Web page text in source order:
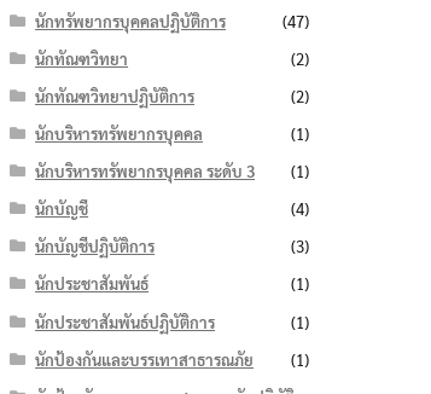
นักทรัพยากรบุคคลปฏิบัติการ
(47)
นักทัณฑวิทยา
(2)
นักทัณฑวิทยาปฏิบัติการ
(2)
นักบริหารทรัพยากรบุคคล
(1)
นักบริหารทรัพยากรบุคคล ระดับ 3
(1)
นักบัญชี
(4)
นักบัญชีปฏิบัติการ
(3)
นักประชาสัมพันธ์
(1)
นักประชาสัมพันธ์ปฏิบัติการ
(1)
นักป้องกันและบรรเทาสาธารณภัย
(1)